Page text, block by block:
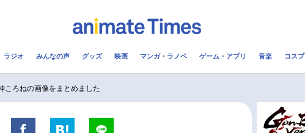
配信・
ラジオ みんなの声 グッズ 映画 マンガ・ラノベ ゲーム・アプリ 音楽 コス
ころねの画像をまとめました